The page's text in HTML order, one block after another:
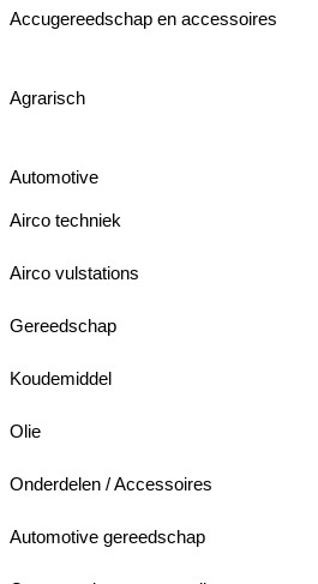
Accugereedschap en accessoires
Agrarisch
Automotive
Airco techniek
Airco vulstations
Gereedschap
Koudemiddel
Olie
Onderdelen / Accessoires
Automotive gereedschap